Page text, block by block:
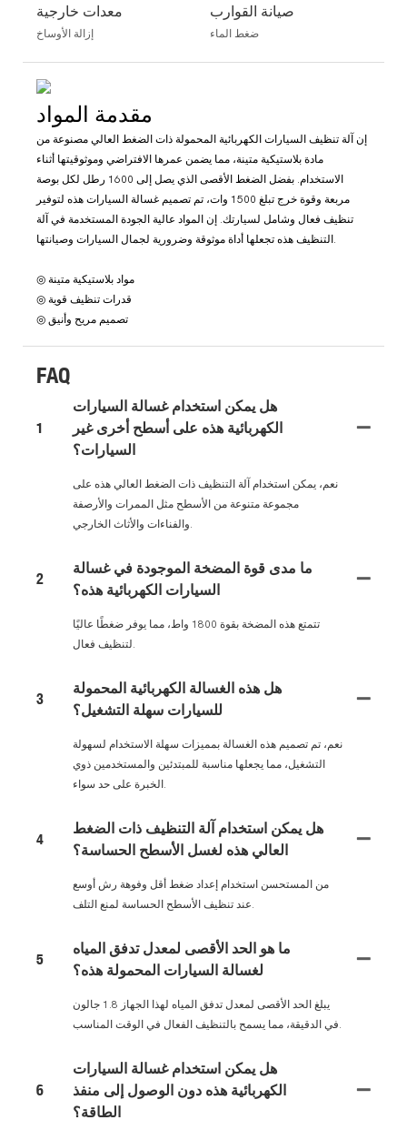
معدات خارجية
إزالة الأوساخ
صيانة القوارب
ضغط الماء
مقدمة المواد
إن آلة تنظيف السيارات الكهربائية المحمولة ذات الضغط العالي مصنوعة من
مادة بلاستيكية متينة، مما يضمن عمرها الافتراضي وموثوقيتها أثناء
الاستخدام. بفضل الضغط الأقصى الذي يصل إلى 1600 رطل لكل بوصة
مربعة وقوة خرج تبلغ 1500 وات، تم تصميم غسالة السيارات هذه لتوفير
تنظيف فعال وشامل لسيارتك. إن المواد عالية الجودة المستخدمة في آلة
التنظيف هذه تجعلها أداة موثوقة وضرورية لجمال السيارات وصيانتها.
◎ قدرات تنظيف قوية
◎ تصميم مريح وأنيق
FAQ
1
هل يمكن استخدام غسالة السيارات
الكهربائية هذه على أسطح أخرى غير
السيارات؟
نعم، يمكن استخدام آلة التنظيف ذات الضغط العالي هذه على
مجموعة متنوعة من الأسطح مثل الممرات والأرصفة
والفناءات والأثاث الخارجي.
2
ما مدى قوة المضخة الموجودة في غسالة
السيارات الكهربائية هذه؟
تتمتع هذه المضخة بقوة 1800 واط، مما يوفر ضغطًا عاليًا
لتنظيف فعال.
3
هل هذه الغسالة الكهربائية المحمولة
للسيارات سهلة التشغيل؟
نعم، تم تصميم هذه الغسالة بمميزات سهلة الاستخدام لسهولة
التشغيل، مما يجعلها مناسبة للمبتدئين والمستخدمين ذوي
الخبرة على حد سواء.
4
هل يمكن استخدام آلة التنظيف ذات الضغط
العالي هذه لغسل الأسطح الحساسة؟
من المستحسن استخدام إعداد ضغط أقل وفوهة رش أوسع
عند تنظيف الأسطح الحساسة لمنع التلف.
5
ما هو الحد الأقصى لمعدل تدفق المياه
لغسالة السيارات المحمولة هذه؟
يبلغ الحد الأقصى لمعدل تدفق المياه لهذا الجهاز 1.8 جالون
في الدقيقة، مما يسمح بالتنظيف الفعال في الوقت المناسب.
6
هل يمكن استخدام غسالة السيارات
الكهربائية هذه دون الوصول إلى منفذ
الطاقة؟